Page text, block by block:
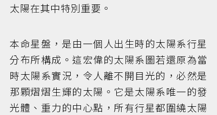
太陽在其中特別重要。
本命星盤，是由一個人出生時的太陽系行星
分布所構成。這宏偉的太陽系圖若還原為當
時太陽系實況，令人離不開目光的，必然是
那顆熠熠生輝的太陽。它是太陽系唯一的發
光體、重力的中心點，所有行星都圍繞太陽